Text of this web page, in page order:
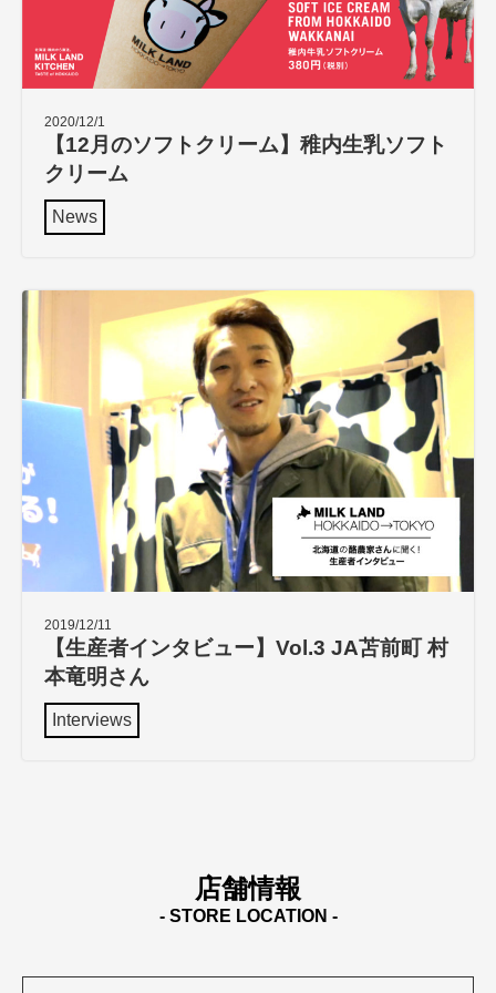
2020/12/1
【12月のソフトクリーム】稚内生乳ソフト
クリーム
News
2019/12/11
【生産者インタビュー】Vol.3 JA苫前町 村
本竜明さん
Interviews
店舗情報
- STORE LOCATION -